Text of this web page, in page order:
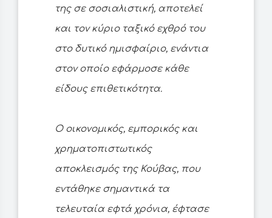
της σε σοσιαλιστική, αποτελεί
και τον κύριο ταξικό εχθρό του
στο δυτικό ημισφαίριο, ενάντια
στον οποίο εφάρμοσε κάθε
είδους επιθετικότητα.
Ο οικονομικός, εμπορικός και
χρηματοπιστωτικός
αποκλεισμός της Κούβας, που
εντάθηκε σημαντικά τα
τελευταία εφτά χρόνια, έφτασε